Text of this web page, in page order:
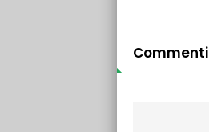
Commenti